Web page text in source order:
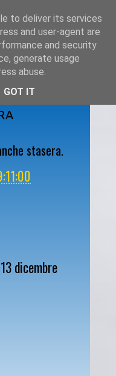
stasera.
dicembre
to deliver its services
and user-agent are
and security
generate usage
abuse.
GOT IT